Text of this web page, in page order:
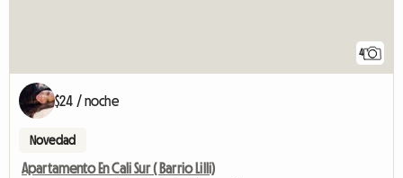
4
$24 / noche
Novedad
Apartamento En Cali Sur ( Barrio Lilli)